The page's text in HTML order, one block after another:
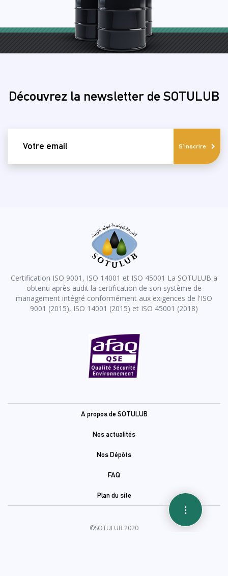
Découvrez la newsletter de SOTULUB
S'inscrire
Certification ISO 9001, ISO 14001 et ISO 45001 La SOTULUB a
obtenu après audit la certification de son système de
management intégré conformément aux exigences de l'ISO
9001 (2015), ISO 14001 (2015) et ISO 45001 (2018)
A propos de SOTULUB
Nos actualités
Nos Dépôts
FAQ
Plan du site
©SOTULUB 2020